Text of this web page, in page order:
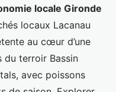
locale Gironde
locaux Lacanau
au cœur d’une
du terroir Bassin
avec poissons